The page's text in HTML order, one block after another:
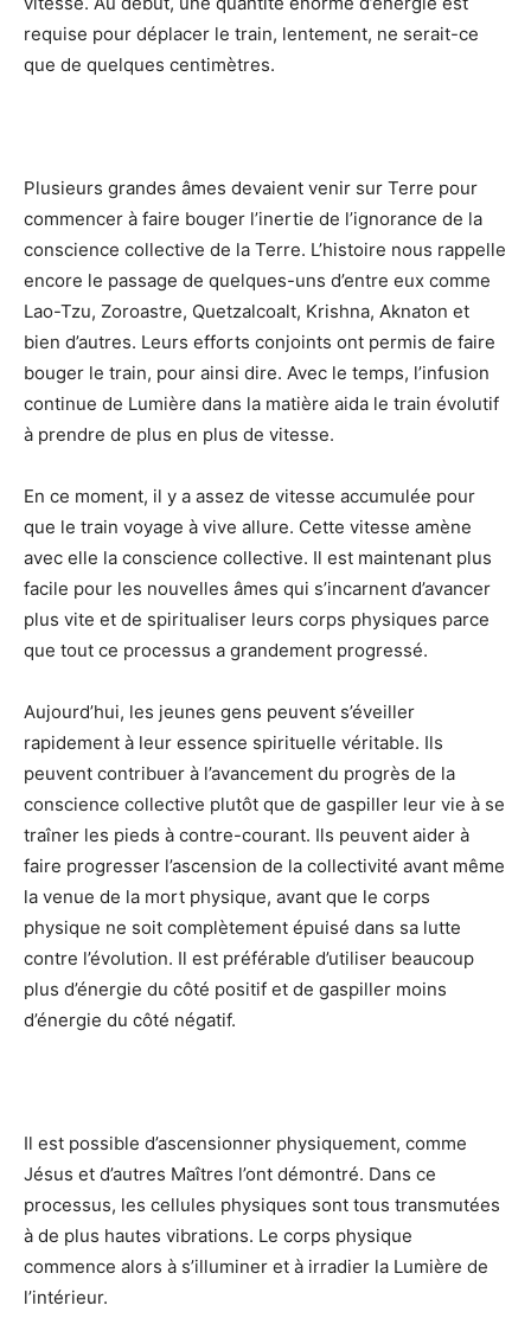
requise pour déplacer le train, lentement, ne serait-ce
que de quelques centimètres.
Plusieurs grandes âmes devaient venir sur Terre pour
commencer à faire bouger l’inertie de l’ignorance de la
conscience collective de la Terre. L’histoire nous rappelle
encore le passage de quelques-uns d’entre eux comme
Lao-Tzu, Zoroastre, Quetzalcoalt, Krishna, Aknaton et
bien d’autres. Leurs efforts conjoints ont permis de faire
bouger le train, pour ainsi dire. Avec le temps, l’infusion
continue de Lumière dans la matière aida le train évolutif
à prendre de plus en plus de vitesse.
En ce moment, il y a assez de vitesse accumulée pour
que le train voyage à vive allure. Cette vitesse amène
avec elle la conscience collective. Il est maintenant plus
facile pour les nouvelles âmes qui s’incarnent d’avancer
plus vite et de spiritualiser leurs corps physiques parce
que tout ce processus a grandement progressé.
Aujourd’hui, les jeunes gens peuvent s’éveiller
rapidement à leur essence spirituelle véritable. Ils
peuvent contribuer à l’avancement du progrès de la
conscience collective plutôt que de gaspiller leur vie à se
traîner les pieds à contre-courant. Ils peuvent aider à
faire progresser l’ascension de la collectivité avant même
la venue de la mort physique, avant que le corps
physique ne soit complètement épuisé dans sa lutte
contre l’évolution. Il est préférable d’utiliser beaucoup
plus d’énergie du côté positif et de gaspiller moins
d’énergie du côté négatif.
Il est possible d’ascensionner physiquement, comme
Jésus et d’autres Maîtres l’ont démontré. Dans ce
processus, les cellules physiques sont tous transmutées
à de plus hautes vibrations. Le corps physique
commence alors à s’illuminer et à irradier la Lumière de
l’intérieur.